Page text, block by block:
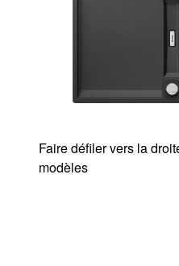
Faire défiler vers la
modèles